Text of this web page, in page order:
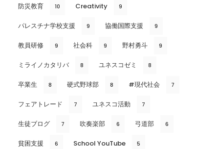
防災教育 10 Creativity 9
パレスチナ学校支援 9 協働国際支援 9
教員研修 9 社会科 9 野村勇斗 9
ミライノカタリバ 8 ユネスコゼミ 8
卒業生 8 硬式野球部 8 #現代社会 7
フェアトレード 7 ユネスコ活動 7
生徒ブログ 7 吹奏楽部 6 弓道部 6
貧困支援 6 School YouTube 5